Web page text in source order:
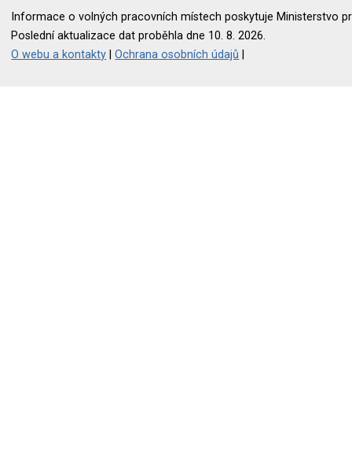
Informace o volných pracovních místech poskytuje Ministerstvo
Poslední aktualizace dat proběhla dne 10. 8. 2026.
O webu a kontakty |Ochrana osobních údajů